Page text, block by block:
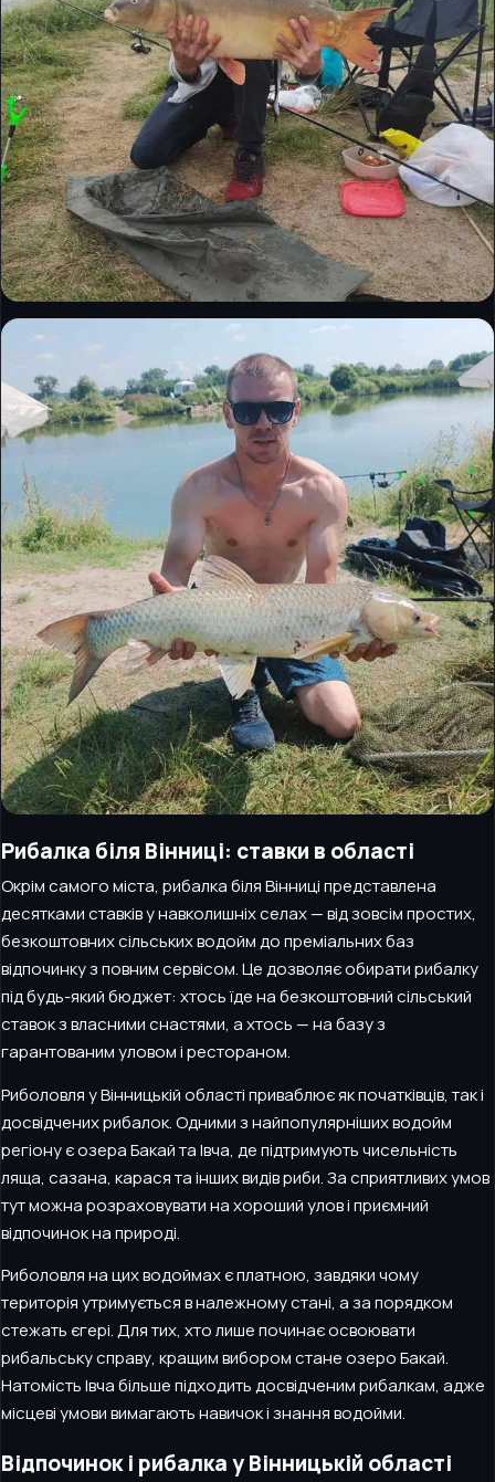
Рибалка біля Вінниці: ставки в області
Окрім самого міста, рибалка біля Вінниці представлена
десятками ставків у навколишніх селах — від зовсім простих,
безкоштовних сільських водойм до преміальних баз
відпочинку з повним сервісом. Це дозволяє обирати рибалку
під будь-який бюджет: хтось їде на безкоштовний сільський
ставок з власними снастями, а хтось — на базу з
гарантованим уловом і рестораном.
Риболовля у Вінницькій області приваблює як початківців, так і
досвідчених рибалок. Одними з найпопулярніших водойм
регіону є озера Бакай та Івча, де підтримують чисельність
ляща, сазана, карася та інших видів риби. За сприятливих умов
тут можна розраховувати на хороший улов і приємний
відпочинок на природі.
Риболовля на цих водоймах є платною, завдяки чому
територія утримується в належному стані, а за порядком
стежать єгері. Для тих, хто лише починає освоювати
рибальську справу, кращим вибором стане озеро Бакай.
Натомість Івча більше підходить досвідченим рибалкам, адже
місцеві умови вимагають навичок і знання водойми.
Відпочинок і рибалка у Вінницькій області